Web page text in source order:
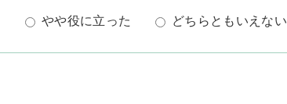
やや役に立った どちらともいえない